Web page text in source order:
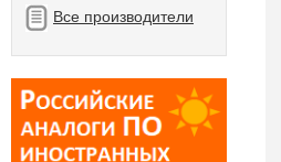
Все производители